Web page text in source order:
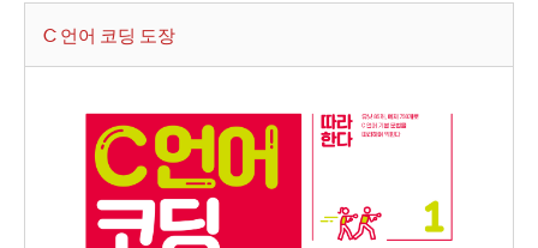
C 언어 코딩 도장